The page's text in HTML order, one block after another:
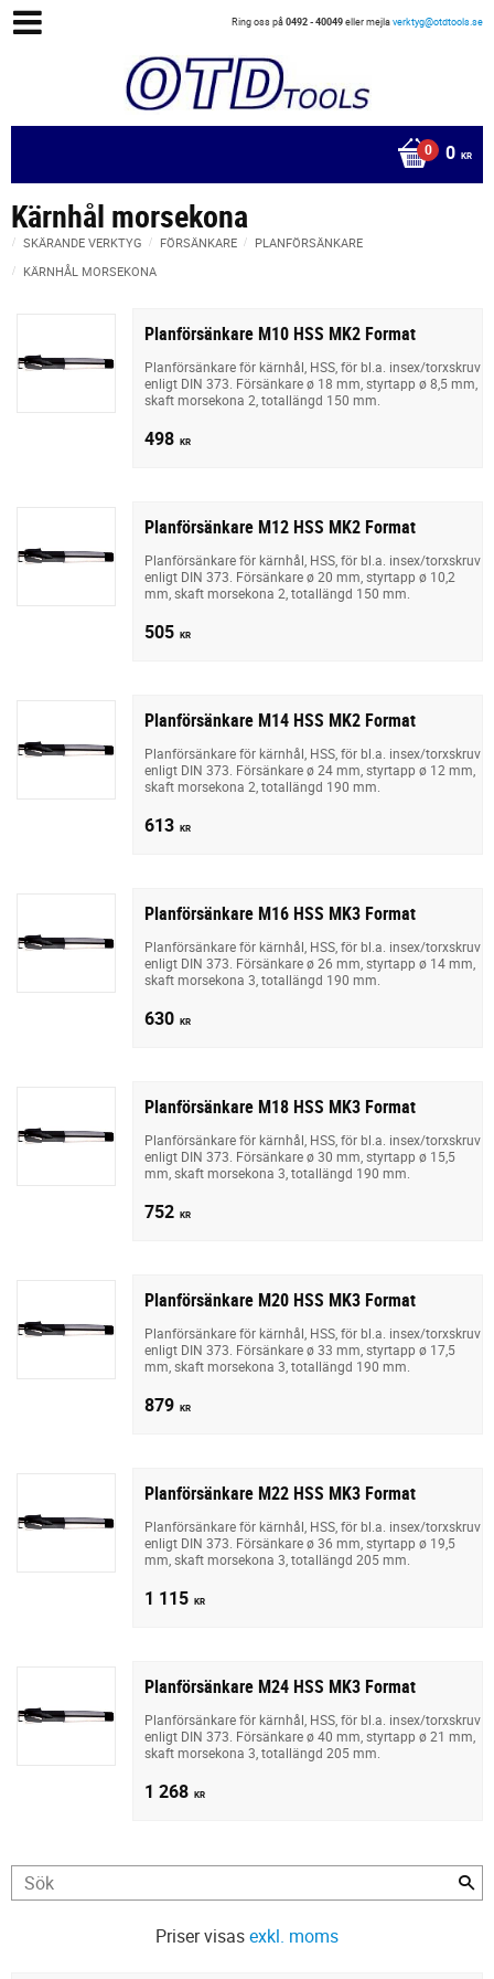
Ring oss på0492 - 40049eller mejlaverktyg@otdtools.se
0 KR
Kärnhål morsekona
SKÄRANDE VERKTYG FÖRSÄNKARE
PLANFÖRSÄNKARE
KÄRNHÅL MORSEKONA
Planförsänkare M10 HSS MK2 Format
Planförsänkare för kärnhål, HSS, för bl.a. insex/torxskruv
enligt DIN 373. Försänkare ø 18 mm, styrtapp ø 8,5 mm,
skaft morsekona 2, totallängd 150 mm.
498 KR
Planförsänkare M12 HSS MK2 Format
Planförsänkare för kärnhål, HSS, för bl.a. insex/torxskruv
enligt DIN 373. Försänkare ø 20 mm, styrtapp ø 10,2
mm, skaft morsekona 2, totallängd 150 mm.
505 KR
Planförsänkare M14 HSS MK2 Format
Planförsänkare för kärnhål, HSS, för bl.a. insex/torxskruv
enligt DIN 373. Försänkare ø 24 mm, styrtapp ø 12 mm,
skaft morsekona 2, totallängd 190 mm.
613 KR
Planförsänkare M16 HSS MK3 Format
Planförsänkare för kärnhål, HSS, för bl.a. insex/torxskruv
enligt DIN 373. Försänkare ø 26 mm, styrtapp ø 14 mm,
skaft morsekona 3, totallängd 190 mm.
630 KR
Planförsänkare M18 HSS MK3 Format
Planförsänkare för kärnhål, HSS, för bl.a. insex/torxskruv
enligt DIN 373. Försänkare ø 30 mm, styrtapp ø 15,5
mm, skaft morsekona 3, totallängd 190 mm.
752 KR
Planförsänkare M20 HSS MK3 Format
Planförsänkare för kärnhål, HSS, för bl.a. insex/torxskruv
enligt DIN 373. Försänkare ø 33 mm, styrtapp ø 17,5
mm, skaft morsekona 3, totallängd 190 mm.
879 KR
Planförsänkare M22 HSS MK3 Format
Planförsänkare för kärnhål, HSS, för bl.a. insex/torxskruv
enligt DIN 373. Försänkare ø 36 mm, styrtapp ø 19,5
mm, skaft morsekona 3, totallängd 205 mm.
1 115 KR
Planförsänkare M24 HSS MK3 Format
Planförsänkare för kärnhål, HSS, för bl.a. insex/torxskruv
enligt DIN 373. Försänkare ø 40 mm, styrtapp ø 21 mm,
skaft morsekona 3, totallängd 205 mm.
1 268 KR
Priser visasexkl. moms